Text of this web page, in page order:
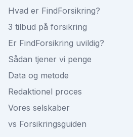
Hvad er FindForsikring?
3 tilbud på forsikring
Er FindForsikring uvildig?
Sådan tjener vi penge
Data og metode
Redaktionel proces
Vores selskaber
vs Forsikringsguiden